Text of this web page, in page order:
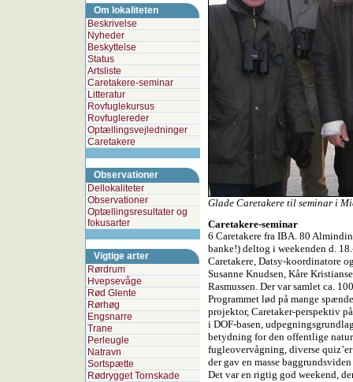
Om lokaliteten
Beskrivelse
Nyheder
Beskyttelse
Status
Artsliste
Caretakere-seminar
Litteratur
Rovfuglekursus
Rovfuglereder
Optællingsvejledninger
Caretakere
Observationer
Dellokaliteter
Observationer
Optællingsresultater og
fokusarter
Vigtige arter
Rørdrum
Hvepsevåge
Rød Glente
Rørhøg
Engsnarre
Trane
Perleugle
Natravn
Sortspætte
Rødrygget Tornskade
Glade Caretakere til seminar i
Caretakere-seminar
6 Caretakere fra IBA. 80
banke!) deltog i weekenden d.
Caretakere, Datsy-koordinatore
Susanne Knudsen, Kåre
Rasmussen. Der var samlet ca.
Programmet lød på mange
projektor, Caretaker-perspektiv
i DOF-basen,
betydning for den offentlige
fugleovervågning, diverse
der gav en masse
Det var en rigtig god weekend,